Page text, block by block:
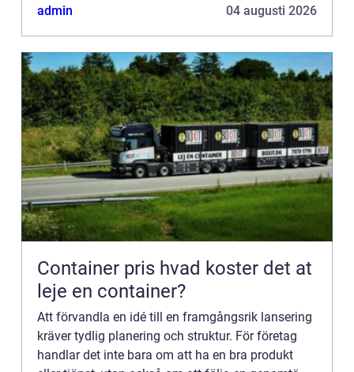
admin
04 augusti 2026
Container pris hvad koster det at
leje en container?
Att förvandla en idé till en framgångsrik lansering
kräver tydlig planering och struktur. För företag
handlar det inte bara om att ha en bra produkt